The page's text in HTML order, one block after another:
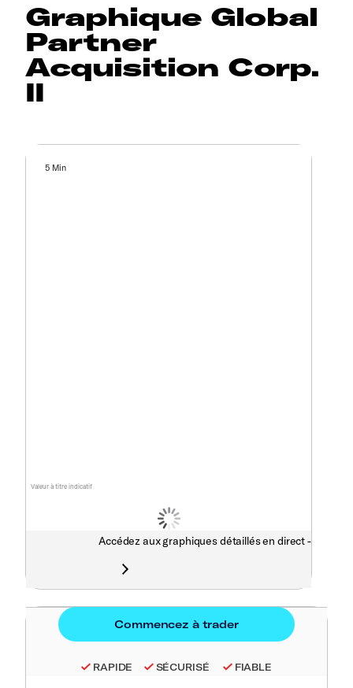
Graphique Global
Partner
Acquisition Corp.
II
Valeur à titre indicatif
5 Min
Accédez aux graphiques détaillés en direct -
RAPIDE SÉCURISÉ FIABLE